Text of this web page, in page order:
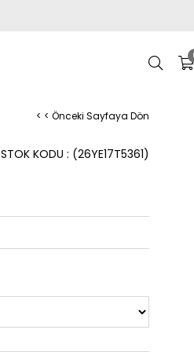
< < Önceki Sayfaya Dön
(26YE17T5361)
STOK KODU